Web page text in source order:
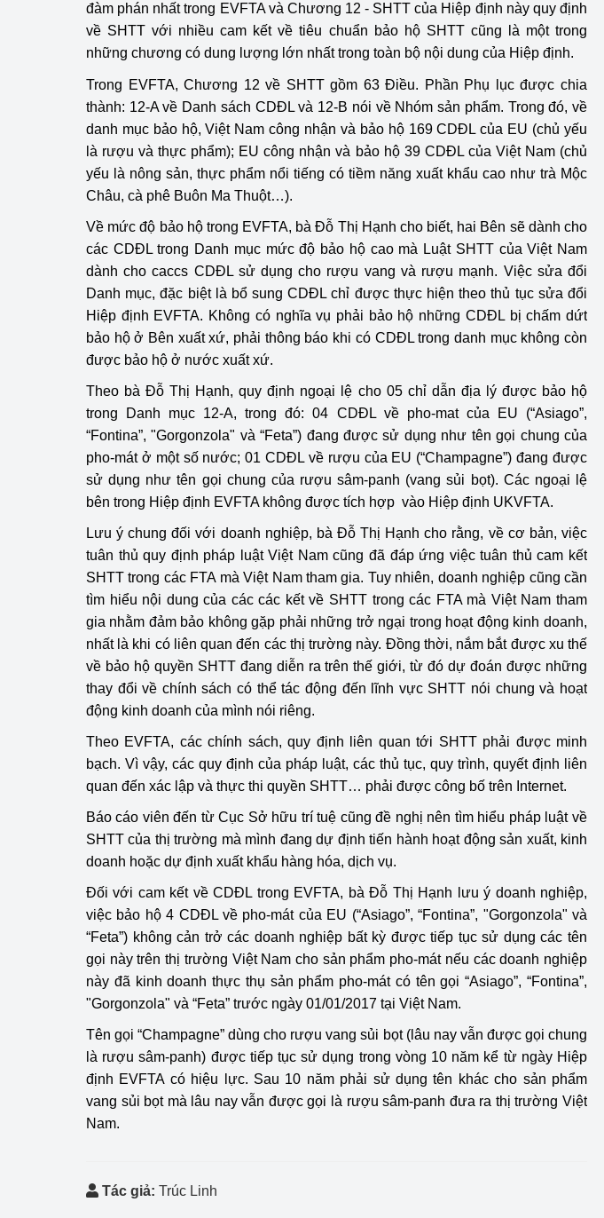
đàm phán nhất trong EVFTA và Chương 12 - SHTT của Hiệp định này quy định
về SHTT với nhiều cam kết về tiêu chuẩn bảo hộ SHTT cũng là một trong
những chương có dung lượng lớn nhất trong toàn bộ nội dung của Hiệp định.
Trong EVFTA, Chương 12 về SHTT gồm 63 Điều. Phần Phụ lục được chia
thành: 12-A về Danh sách CDĐL và 12-B nói về Nhóm sản phẩm. Trong đó, về
danh mục bảo hộ, Việt Nam công nhận và bảo hộ 169 CDĐL của EU (chủ yếu
là rượu và thực phẩm); EU công nhận và bảo hộ 39 CDĐL của Việt Nam (chủ
yếu là nông sản, thực phẩm nổi tiếng có tiềm năng xuất khẩu cao như trà Mộc
Châu, cà phê Buôn Ma Thuột…).
Về mức độ bảo hộ trong EVFTA, bà Đỗ Thị Hạnh cho biết, hai Bên sẽ dành cho
các CDĐL trong Danh mục mức độ bảo hộ cao mà Luật SHTT của Việt Nam
dành cho caccs CDĐL sử dụng cho rượu vang và rượu mạnh. Việc sửa đổi
Danh mục, đặc biệt là bổ sung CDĐL chỉ được thực hiện theo thủ tục sửa đổi
Hiệp định EVFTA. Không có nghĩa vụ phải bảo hộ những CDĐL bị chấm dứt
bảo hộ ở Bên xuất xứ, phải thông báo khi có CDĐL trong danh mục không còn
được bảo hộ ở nước xuất xứ.
Theo bà Đỗ Thị Hạnh, quy định ngoại lệ cho 05 chỉ dẫn địa lý được bảo hộ
trong Danh mục 12-A, trong đó: 04 CDĐL về pho-mat của EU (“Asiago”,
“Fontina”, "Gorgonzola" và “Feta”) đang được sử dụng như tên gọi chung của
pho-mát ở một số nước; 01 CDĐL về rượu của EU (“Champagne”) đang được
sử dụng như tên gọi chung của rượu sâm-panh (vang sủi bọt). Các ngoại lệ
bên trong Hiệp định EVFTA không được tích hợp vào Hiệp định UKVFTA.
Lưu ý chung đối với doanh nghiệp, bà Đỗ Thị Hạnh cho rằng, về cơ bản, việc
tuân thủ quy định pháp luật Việt Nam cũng đã đáp ứng việc tuân thủ cam kết
SHTT trong các FTA mà Việt Nam tham gia. Tuy nhiên, doanh nghiệp cũng cần
tìm hiểu nội dung của các các kết về SHTT trong các FTA mà Việt Nam tham
gia nhằm đảm bảo không gặp phải những trở ngại trong hoạt động kinh doanh,
nhất là khi có liên quan đến các thị trường này. Đồng thời, nắm bắt được xu thế
về bảo hộ quyền SHTT đang diễn ra trên thế giới, từ đó dự đoán được những
thay đổi về chính sách có thể tác động đến lĩnh vực SHTT nói chung và hoạt
động kinh doanh của mình nói riêng.
Theo EVFTA, các chính sách, quy định liên quan tới SHTT phải được minh
bạch. Vì vậy, các quy định của pháp luật, các thủ tục, quy trình, quyết định liên
quan đến xác lập và thực thi quyền SHTT… phải được công bố trên Internet.
Báo cáo viên đến từ Cục Sở hữu trí tuệ cũng đề nghị nên tìm hiểu pháp luật về
SHTT của thị trường mà mình đang dự định tiến hành hoạt động sản xuất, kinh
doanh hoặc dự định xuất khẩu hàng hóa, dịch vụ.
Đối với cam kết về CDĐL trong EVFTA, bà Đỗ Thị Hạnh lưu ý doanh nghiệp,
việc bảo hộ 4 CDĐL về pho-mát của EU (“Asiago”, “Fontina”, "Gorgonzola" và
“Feta”) không cản trở các doanh nghiệp bất kỳ được tiếp tục sử dụng các tên
gọi này trên thị trường Việt Nam cho sản phẩm pho-mát nếu các doanh nghiệp
này đã kinh doanh thực thụ sản phẩm pho-mát có tên gọi “Asiago”, “Fontina”,
"Gorgonzola" và “Feta” trước ngày 01/01/2017 tại Việt Nam.
Tên gọi “Champagne” dùng cho rượu vang sủi bọt (lâu nay vẫn được gọi chung
là rượu sâm-panh) được tiếp tục sử dụng trong vòng 10 năm kể từ ngày Hiệp
định EVFTA có hiệu lực. Sau 10 năm phải sử dụng tên khác cho sản phẩm
vang sủi bọt mà lâu nay vẫn được gọi là rượu sâm-panh đưa ra thị trường Việt
Nam.
Tác giả: Trúc Linh